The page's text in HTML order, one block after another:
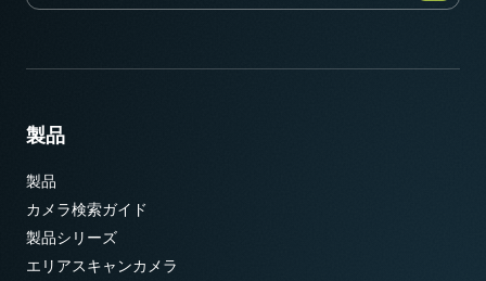
製品
製品
カメラ検索ガイド
製品シリーズ
エリアスキャンカメラ